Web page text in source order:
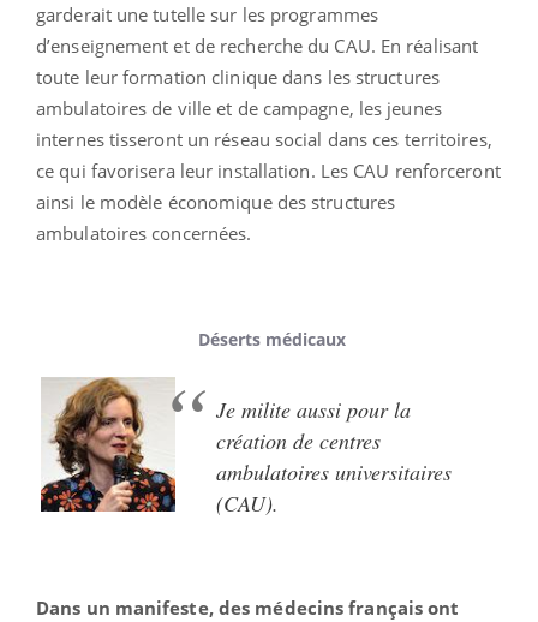
garderait une tutelle sur les programmes
d’enseignement et de recherche du CAU. En réalisant
toute leur formation clinique dans les structures
ambulatoires de ville et de campagne, les jeunes
internes tisseront un réseau social dans ces territoires,
ce qui favorisera leur installation. Les CAU renforceront
ainsi le modèle économique des structures
ambulatoires concernées.
Déserts médicaux
Je milite aussi pour la
création de centres
ambulatoires universitaires
(CAU).
Dans un manifeste, des médecins français ont